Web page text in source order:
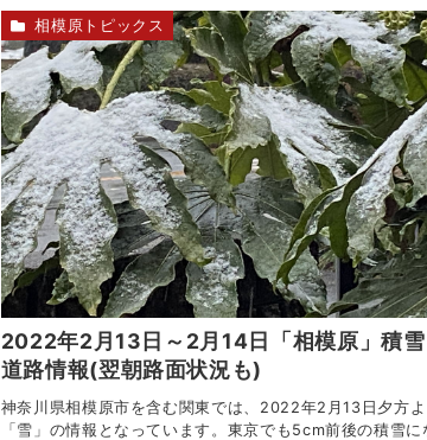
2022年2月13日～2月14日「相模原」積雪
道路情報(翌朝路面状況も)
神奈川県相模原市を含む関東では、2022年2月13日夕方よ
「雪」の情報となっています。東京でも5cm前後の積雪に
相模原トピックス